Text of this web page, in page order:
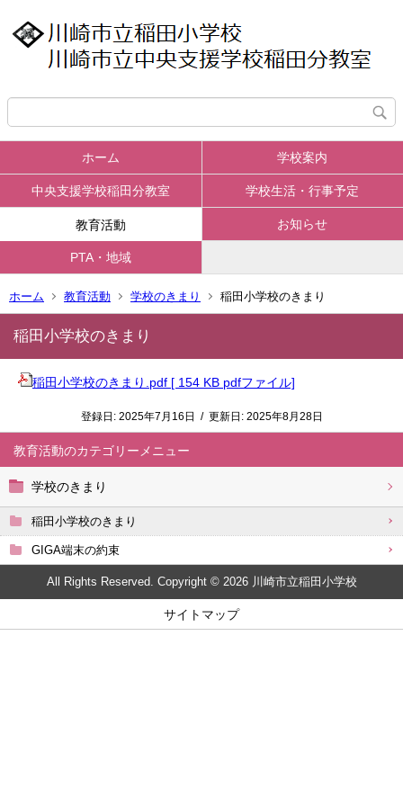
ホーム 学校案内
中央支援学校稲田分教室 学校生活・行事予定
教育活動 お知らせ
PTA・地域
ホーム 教育活動 学校のきまり 稲田小学校のきまり
教育活動
学校のきまり
稲田小学校のきまり
GIGA端末の約束
稲田小学校のきまり
稲田小学校のきまり.pdf [ 154 KB pdfファイル]
登録日: 2025年7月16日 / 更新日: 2025年8月28日
All Rights Reserved. Copyright © 2026 川崎市立稲田小学校
サイトマップ